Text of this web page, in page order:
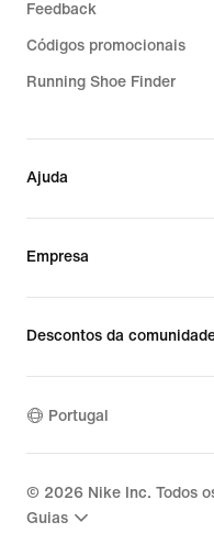
Feedback
Códigos promocionais
Running Shoe Finder
Ajuda
Empresa
Descontos da
Portugal
© 2026 Nike Inc. Todos
Guias